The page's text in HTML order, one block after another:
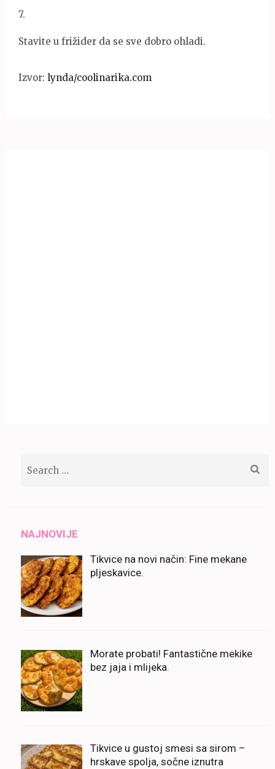
7.
Stavite u frižider da se sve dobro ohladi.
Izvor: lynda/coolinarika.com
NAJNOVIJE
Tikvice na novi način: Fine mekane
pljeskavice.
Morate probati! Fantastične mekike
bez jaja i mlijeka.
Tikvice u gustoj smesi sa sirom –
hrskave spolja, sočne iznutra